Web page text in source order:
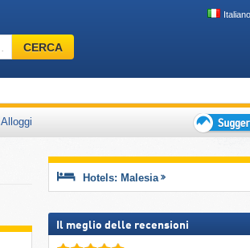
Italiano
Comprensorio
sciistico,
chiave
…
CERCA
Alloggi
per
Hotels: Malesia
Il meglio delle recensioni